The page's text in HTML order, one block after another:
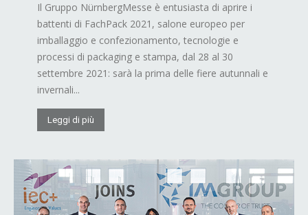
Il Gruppo NürnbergMesse è entusiasta di aprire i
battenti di FachPack 2021, salone europeo per
imballaggio e confezionamento, tecnologie e
processi di packaging e stampa, dal 28 al 30
settembre 2021: sarà la prima delle fiere autunnali e
invernali...
Leggi di più